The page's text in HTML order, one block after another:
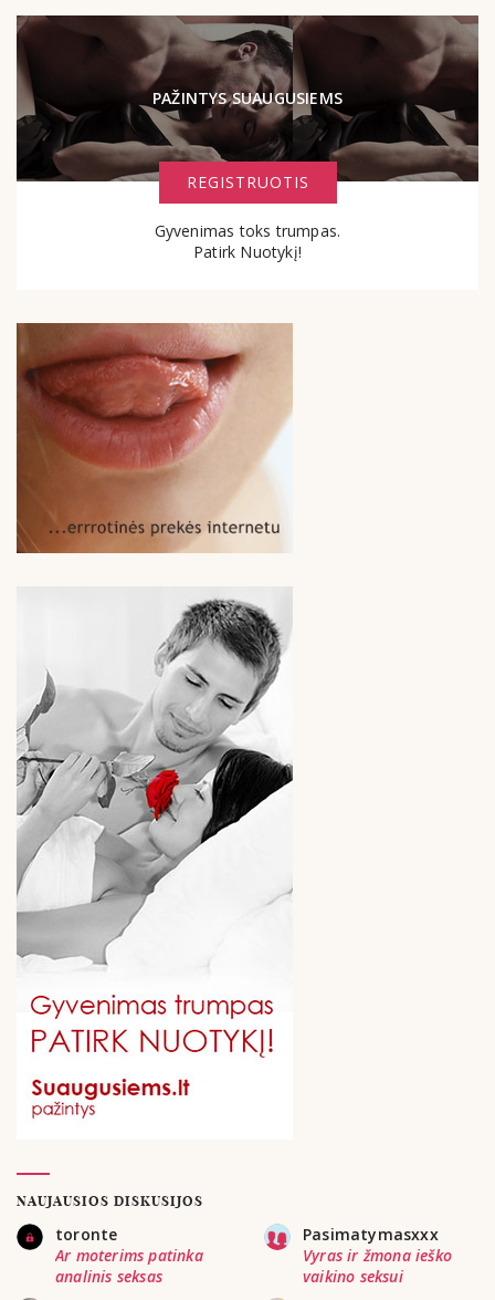
PAŽINTYS SUAUGUSIEMS
REGISTRUOTIS
Gyvenimas toks trumpas.
Patirk Nuotykį!
NAUJAUSIOS DISKUSIJOS
toronte
Ar moterims patinka
analinis seksas
Pasimatymasxxx
Vyras ir žmona ieško
vaikino seksui